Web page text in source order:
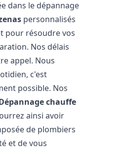
dans le dépannage
personnalisés
pour résoudre vos
Nos délais
appel. Nous
c'est
possible. Nos
chauffe
ainsi avoir
de plombiers
et de vous